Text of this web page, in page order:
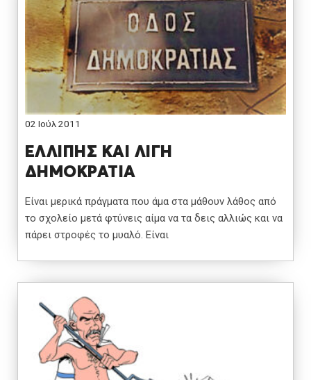
02 Ιούλ 2011
ΕΛΛΙΠΗΣ ΚΑΙ ΛΙΓΗ
ΔΗΜΟΚΡΑΤΙΑ
Είναι μερικά πράγματα που άμα στα μάθουν λάθος από
το σχολείο μετά φτύνεις αίμα να τα δεις αλλιώς και να
πάρει στροφές το μυαλό. Είναι